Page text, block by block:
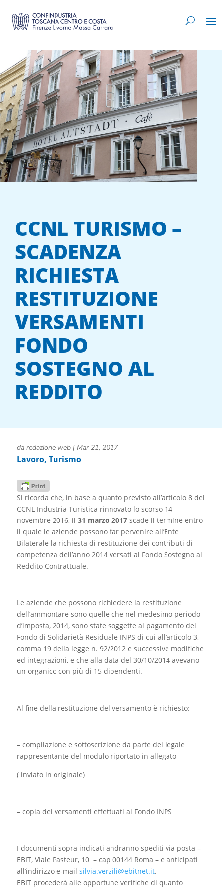
CCNL TURISMO –
SCADENZA
RICHIESTA
RESTITUZIONE
VERSAMENTI
FONDO
SOSTEGNO AL
REDDITO
da redazione web| Mar 21, 2017
Lavoro, Turismo
Si ricorda che, in base a quanto previsto all’articolo 8 del
CCNL Industria Turistica rinnovato lo scorso 14
novembre 2016, il 31 marzo 2017scade il termine entro
il quale le aziende possono far pervenire all’Ente
Bilaterale la richiesta di restituzione dei contributi di
competenza dell’anno 2014 versati al Fondo Sostegno al
Reddito Contrattuale.
Le aziende che possono richiedere la restituzione
dell’ammontare sono quelle che nel medesimo periodo
d’imposta, 2014, sono state soggette al pagamento del
Fondo di Solidarietà Residuale INPS di cui all’articolo 3,
comma 19 della legge n. 92/2012 e successive modifiche
ed integrazioni, e che alla data del 30/10/2014 avevano
un organico con più di 15 dipendenti.
Al fine della restituzione del versamento è richiesto:
– compilazione e sottoscrizione da parte del legale
rappresentante del modulo riportato in allegato
( inviato in originale)
– copia dei versamenti effettuati al Fondo INPS
I documenti sopra indicati andranno spediti via posta –
EBIT, Viale Pasteur, 10 – cap 00144 Roma – e anticipati
all’indirizzo e-mail silvia.verzili@ebitnet.it.
EBIT procederà alle opportune verifiche di quanto